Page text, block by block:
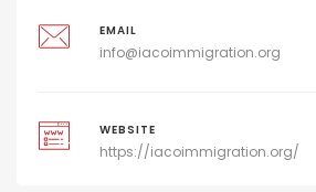
EMAIL
info@iacoimmigration.org
WEBSITE
https://iacoimmigration.org/